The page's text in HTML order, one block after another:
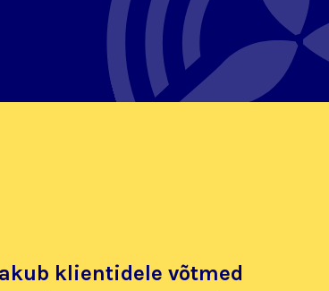
klientidele võtmed